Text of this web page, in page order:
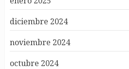
diciembre 2024
noviembre 2024
octubre 2024